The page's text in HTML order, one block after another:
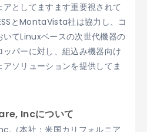
としてますます重要視されて
とMontaVista社は協力し、コ
いてLinuxベースの次世代機器の
パーに対し、組込み機器向け
ソリューションを提供してま
Incについて
本社：米国カリフォルニア